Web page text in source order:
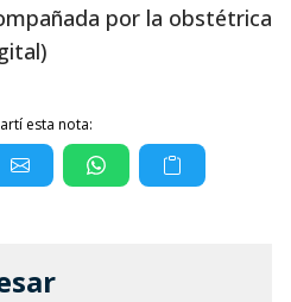
por la obstétrica
esta nota: